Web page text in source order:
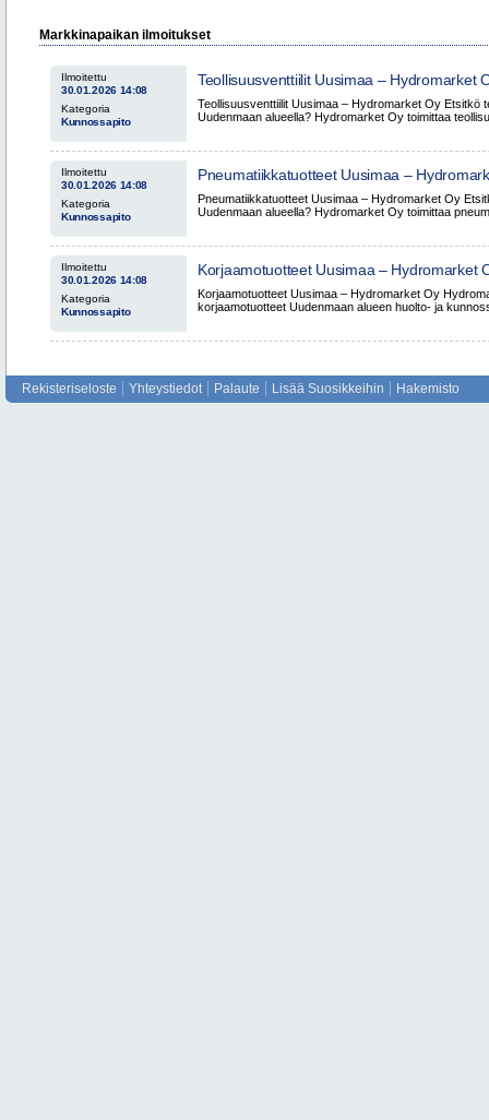
Markkinapaikan ilmoitukset
Ilmoitettu
30.01.2026 14:08
Kategoria
Kunnossapito
Teollisuusventtiilit Uusimaa – Hydromarket
Teollisuusventtiilit Uusimaa – Hydromarket Oy Etsitkö
Uudenmaan alueella? Hydromarket Oy toimittaa
Ilmoitettu
30.01.2026 14:08
Kategoria
Kunnossapito
Pneumatiikkatuotteet Uusimaa –
Pneumatiikkatuotteet Uusimaa – Hydromarket Oy
Uudenmaan alueella? Hydromarket Oy toimittaa
Ilmoitettu
30.01.2026 14:08
Kategoria
Kunnossapito
Korjaamotuotteet Uusimaa – Hydromarket
Korjaamotuotteet Uusimaa – Hydromarket Oy
korjaamotuotteet Uudenmaan alueen huolto- ja
Rekisteriseloste Yhteystiedot Palaute Lisää Suosikkeihin Hakemisto